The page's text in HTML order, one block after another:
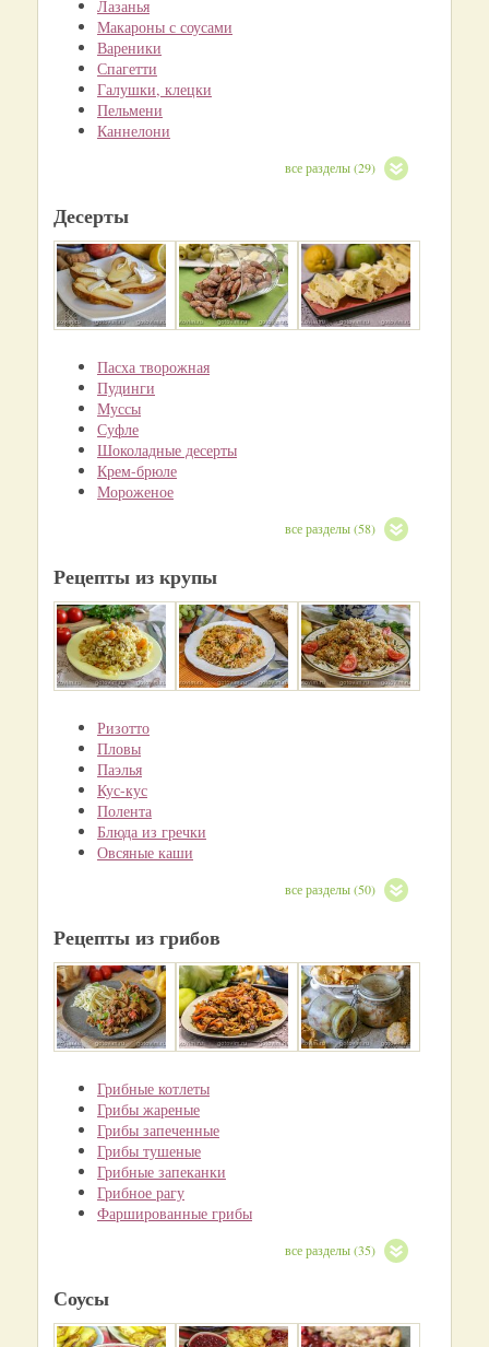
Лазанья
Макароны с соусами
Вареники
Спагетти
Галушки, клецки
Пельмени
Каннелони
все разделы (29)
Десерты
Пасха творожная
Пудинги
Муссы
Суфле
Шоколадные десерты
Крем-брюле
Мороженое
все разделы (58)
Рецепты из крупы
Ризотто
Пловы
Паэлья
Кус-кус
Полента
Блюда из гречки
Овсяные каши
все разделы (50)
Рецепты из грибов
Грибные котлеты
Грибы жареные
Грибы запеченные
Грибы тушеные
Грибные запеканки
Грибное рагу
Фаршированные грибы
все разделы (35)
Соусы